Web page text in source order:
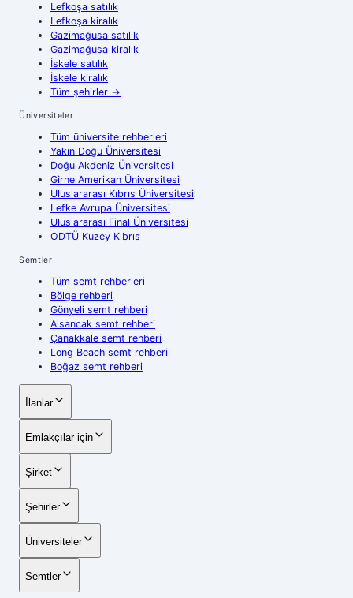
Lefkoşa satılık
Lefkoşa kiralık
Gazimağusa satılık
Gazimağusa kiralık
İskele satılık
İskele kiralık
Tüm şehirler →
Üniversiteler
Tüm üniversite rehberleri
Yakın Doğu Üniversitesi
Doğu Akdeniz Üniversitesi
Girne Amerikan Üniversitesi
Uluslararası Kıbrıs Üniversitesi
Lefke Avrupa Üniversitesi
Uluslararası Final Üniversitesi
ODTÜ Kuzey Kıbrıs
Semtler
Tüm semt rehberleri
Bölge rehberi
Gönyeli semt rehberi
Alsancak semt rehberi
Çanakkale semt rehberi
Long Beach semt rehberi
Boğaz semt rehberi
İlanlar
Emlakçılar için
Şirket
Şehirler
Üniversiteler
Semtler